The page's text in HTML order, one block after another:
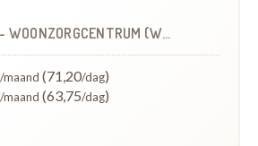
- WOONZORGCENTRUM (WZC)
/maand (71,20/dag)
/maand (63,75/dag)